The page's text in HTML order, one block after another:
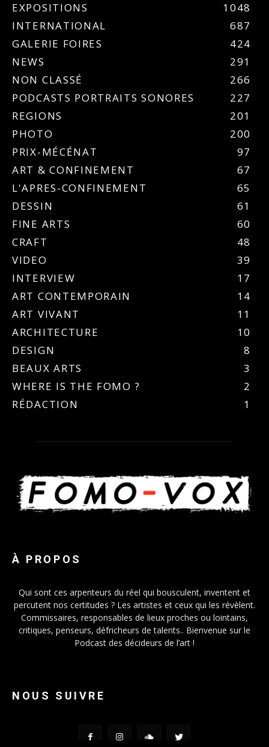
EXPOSITIONS
1048
INTERNATIONAL
687
GALERIE FOIRES
424
NEWS
291
NON CLASSÉ
266
PODCASTS PORTRAITS SONORES
227
REGIONS
201
PHOTO
200
PRIX-MÉCÉNAT
97
ART & CONFINEMENT
67
L'APRES-CONFINEMENT
65
DESSIN
61
FINE ARTS
60
CRAFT
48
VIDEO
39
INTERVIEW
17
ART CONTEMPORAIN
14
ART VIVANT
11
ARCHITECTURE
10
DESIGN
8
BEAUX ARTS
3
WHERE IS THE FOMO ?
2
RÉDACTION
1
À PROPOS
Qui sont ces arpenteurs du réel qui bousculent, inventent et
percutent nos certitudes ? Les artistes et ceux qui les révèlent.
Commissaires, responsables de lieux proches ou lointains,
critiques, penseurs, défricheurs de talents.. Bienvenue sur le
Podcast des décideurs de l’art !
NOUS SUIVRE